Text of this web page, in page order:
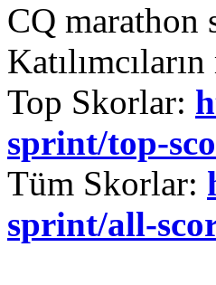
CQ marathon
Top Skorlar:
sprint/top-
Tüm Skorlar:
sprint/all-